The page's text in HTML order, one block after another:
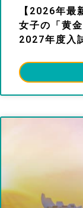
【2026年最
女子の「黄
2027年度入